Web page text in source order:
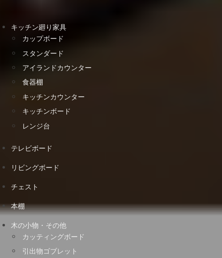
キッチン廻り家具
カップボード
スタンダード
アイランドカウンター
食器棚
キッチンカウンター
キッチンボード
レンジ台
テレビボード
リビングボード
チェスト
本棚
木の小物・その他
カッティングボード
引出物ゴブレット